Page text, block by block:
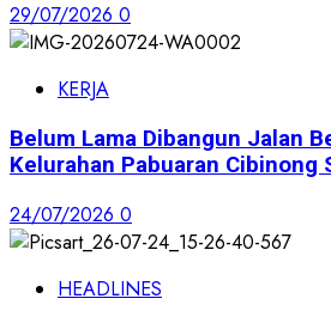
29/07/2026 0
KERJA
Belum Lama Dibangun Jalan
Kelurahan Pabuaran Cibinong
24/07/2026 0
HEADLINES